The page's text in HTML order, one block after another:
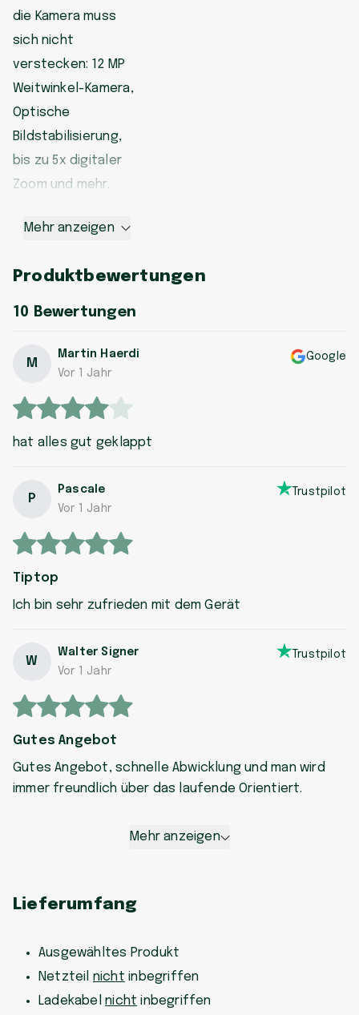
die Kamera muss
sich nicht
verstecken: 12 MP
Weitwinkel-Kamera,
Optische
Bildstabilisierung,
bis zu 5x digitaler
Zoom und mehr.
Mehr anzeigen
Produktbewertungen
10 Bewertungen
M
Martin Haerdi
Vor 1 Jahr
Google
hat alles gut geklappt
P
Pascale
Vor 1 Jahr
Trustpilot
Tiptop
Ich bin sehr zufrieden mit dem Gerät
W
Walter Signer
Vor 1 Jahr
Trustpilot
Gutes Angebot
Gutes Angebot, schnelle Abwicklung und man wird
immer freundlich über das laufende Orientiert.
Mehr anzeigen
Lieferumfang
Ausgewähltes Produkt
Netzteil nicht inbegriffen
Ladekabelnicht inbegriffen